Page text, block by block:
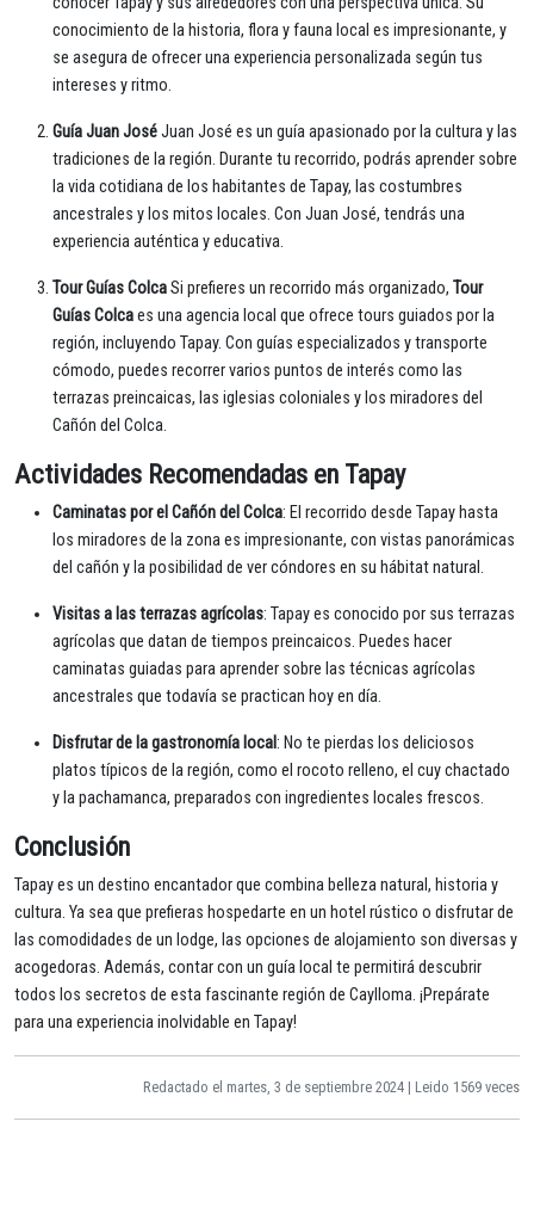
conocimiento de la historia, flora y fauna local es impresionante, y
se asegura de ofrecer una experiencia personalizada según tus
intereses y ritmo.
Guía Juan JoséJuan José es un guía apasionado por la cultura y las
tradiciones de la región. Durante tu recorrido, podrás aprender sobre
la vida cotidiana de los habitantes de Tapay, las costumbres
ancestrales y los mitos locales. Con Juan José, tendrás una
experiencia auténtica y educativa.
Tour Guías ColcaSi prefieres un recorrido más organizado, Tour
Guías Colcaes una agencia local que ofrece tours guiados por la
región, incluyendo Tapay. Con guías especializados y transporte
cómodo, puedes recorrer varios puntos de interés como las
terrazas preincaicas, las iglesias coloniales y los miradores del
Cañón del Colca.
Actividades Recomendadas en Tapay
Caminatas por el Cañón del Colca: El recorrido desde Tapay hasta
los miradores de la zona es impresionante, con vistas panorámicas
del cañón y la posibilidad de ver cóndores en su hábitat natural.
Visitas a las terrazas agrícolas: Tapay es conocido por sus terrazas
agrícolas que datan de tiempos preincaicos. Puedes hacer
caminatas guiadas para aprender sobre las técnicas agrícolas
ancestrales que todavía se practican hoy en día.
Disfrutar de la gastronomía local: No te pierdas los deliciosos
platos típicos de la región, como el rocoto relleno, el cuy chactado
y la pachamanca, preparados con ingredientes locales frescos.
Conclusión
Tapay es un destino encantador que combina belleza natural, historia y
cultura. Ya sea que prefieras hospedarte en un hotel rústico o disfrutar de
las comodidades de un lodge, las opciones de alojamiento son diversas y
acogedoras. Además, contar con un guía local te permitirá descubrir
todos los secretos de esta fascinante región de Caylloma. ¡Prepárate
para una experiencia inolvidable en Tapay!
Redactado el martes, 3 de septiembre 2024 | Leido 1569 veces